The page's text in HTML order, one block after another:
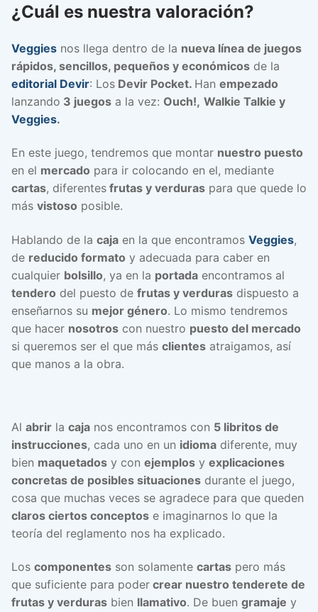
¿Cuál es nuestra valoración?
Veggies nos llega dentro de la nueva línea de juegos
rápidos, sencillos, pequeños y económicos de la
editorial Devir: Los Devir Pocket. Han empezado
lanzando 3 juegos a la vez: Ouch!, Walkie Talkie y
Veggies.
En este juego, tendremos que montar nuestro puesto
en el mercado para ir colocando en el, mediante
cartas, diferentes frutas y verduras para que quede lo
más vistoso posible.
Hablando de la caja en la que encontramos Veggies,
de reducido formato y adecuada para caber en
cualquier bolsillo, ya en la portada encontramos al
tendero del puesto de frutas y verduras dispuesto a
enseñarnos su mejor género. Lo mismo tendremos
que hacer nosotros con nuestro puesto del mercado
si queremos ser el que más clientes atraigamos, así
que manos a la obra.
Al abrir la caja nos encontramos con 5 libritos de
instrucciones, cada uno en un idioma diferente, muy
bien maquetados y con ejemplos y explicaciones
concretas de posibles situaciones durante el juego,
cosa que muchas veces se agradece para que queden
claros ciertos conceptos e imaginarnos lo que la
teoría del reglamento nos ha explicado.
Los componentes son solamente cartas pero más
que suficiente para poder crear nuestro tenderete de
frutas y verduras bien llamativo. De buen gramaje y